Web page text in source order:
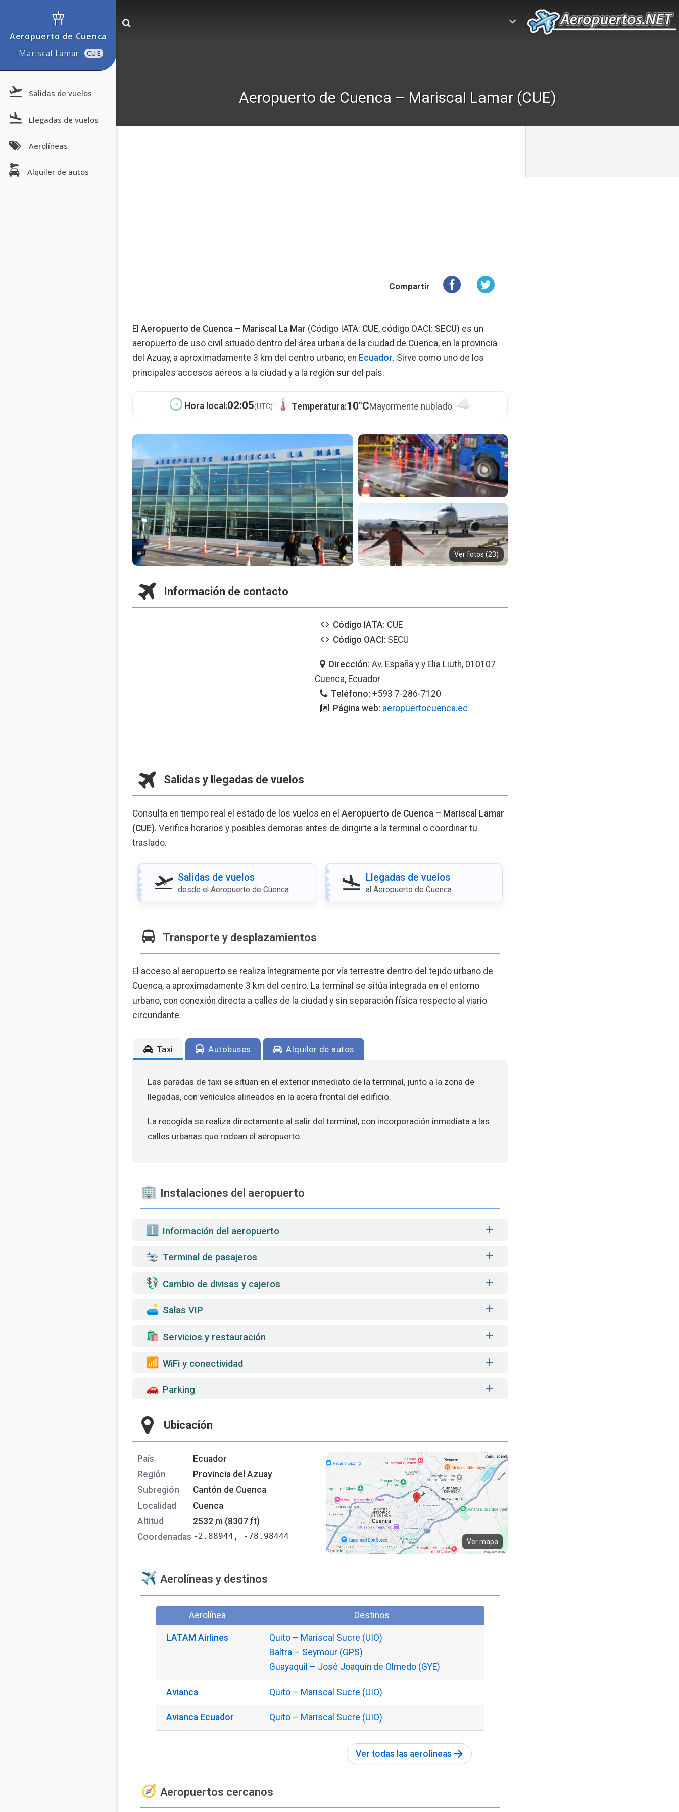
Aeropuerto de Cuenca
- Mariscal Lamar
CUE
Salidas de vuelos
Llegadas de vuelos
Aerolíneas
Alquiler de autos
Aeropuerto de Cuenca – Mariscal Lamar (CUE)
Compartir
El Aeropuerto de Cuenca – Mariscal La Mar (Código IATA: CUE, código OACI: SECU) es un
aeropuerto de uso civil situado dentro del área urbana de la ciudad de Cuenca, en la provincia
del Azuay, a aproximadamente 3 km del centro urbano, en Ecuador. Sirve como uno de los
principales accesos aéreos a la ciudad y a la región sur del país.
Hora local:02:05(UTC)· Temperatura:10°CMayormente nublado
Ver fotos (23)
Información de contacto
Código IATA: CUE
Código OACI: SECU
Dirección: Av. España y y Elia Liuth, 010107
Cuenca, Ecuador
Teléfono: +593 7-286-7120
Página web: aeropuertocuenca.ec
Salidas y llegadas de vuelos
Consulta en tiempo real el estado de los vuelos en el Aeropuerto de Cuenca – Mariscal Lamar
(CUE). Verifica horarios y posibles demoras antes de dirigirte a la terminal o coordinar tu
traslado.
Salidas de vuelos
desde el Aeropuerto de Cuenca
Llegadas de vuelos
al Aeropuerto de Cuenca
Transporte y desplazamientos
El acceso al aeropuerto se realiza íntegramente por vía terrestre dentro del tejido urbano de
Cuenca, a aproximadamente 3 km del centro. La terminal se sitúa integrada en el entorno
urbano, con conexión directa a calles de la ciudad y sin separación física respecto al viario
circundante.
Taxi Autobuses Alquiler de autos
Las paradas de taxi se sitúan en el exterior inmediato de la terminal, junto a la zona de
llegadas, con vehículos alineados en la acera frontal del edificio.
La recogida se realiza directamente al salir del terminal, con incorporación inmediata a las
calles urbanas que rodean el aeropuerto.
Instalaciones del aeropuerto
️ Información del aeropuerto
Terminal de pasajeros
Cambio de divisas y cajeros
️ Salas VIP
️ Servicios y restauración
WiFi y conectividad
Parking
Ubicación
País
Ecuador
Región
Provincia del Azuay
Subregión
Cantón de Cuenca
Localidad
Cuenca
Altitud
2532 m (8307 ft)
Coordenadas -2.88944, -78.98444
Ver mapa
Aerolíneas y destinos
Aerolínea Destinos
LATAM Airlines
Quito – Mariscal Sucre (UIO)
Baltra – Seymour (GPS)
Guayaquil – José Joaquín de Olmedo (GYE)
Avianca Quito – Mariscal Sucre (UIO)
Avianca Ecuador Quito – Mariscal Sucre (UIO)
Ver todas las aerolíneas
Aeropuertos cercanos